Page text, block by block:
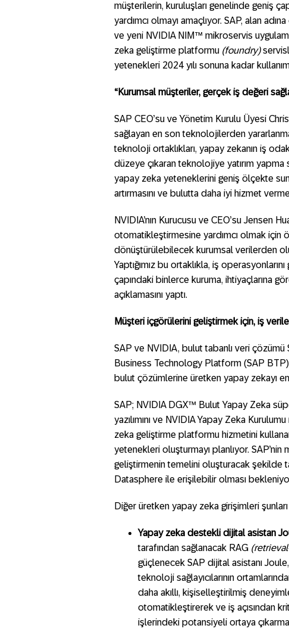
müşterilerin, kuruluşları genelinde geniş
yardımcı olmayı amaçlıyor. SAP, alan
ve yeni NVIDIA NIM™ mikroservis
zeka geliştirme platformu (foundry)
yetenekleri 2024 yılı sonuna kadar
“Kurumsal müşteriler, gerçek iş değeri
SAP CEO’su ve Yönetim Kurulu Üyesi
sağlayan en son teknolojilerden
teknoloji ortaklıkları, yapay zekanın iş
düzeye çıkaran teknolojiye yatırım
yapay zeka yeteneklerini geniş ölçekte
artırmasını ve bulutta daha iyi hizmet
NVIDIA’nın Kurucusu ve CEO’su Jensen
otomatikleştirmesine yardımcı olmak için
dönüştürülebilecek kurumsal verilerden
Yaptığımız bu ortaklıkla, iş
çapındaki binlerce kuruma, ihtiyaçlarına
açıklamasını yaptı.
Müşteri içgörülerini geliştirmek için, iş
SAP ve NVIDIA, bulut tabanlı veri çözümü
Business Technology Platform (SAP
bulut çözümlerine üretken yapay zekayı
SAP; NVIDIA DGX™ Bulut Yapay Zeka
yazılımını ve NVIDIA Yapay Zeka
zeka geliştirme platformu hizmetini
yetenekleri oluşturmayı planlıyor.
geliştirmenin temelini oluşturacak şekilde
Datasphere ile erişilebilir olması
Diğer üretken yapay zeka girişimleri
Yapay zeka destekli dijital asistan
tarafından sağlanacak RAG
güçlenecek SAP dijital asistanı
teknoloji sağlayıcılarının
daha akıllı, kişiselleştirilmiş
otomatikleştirerek ve iş açısından
işlerindeki potansiyeli ortaya